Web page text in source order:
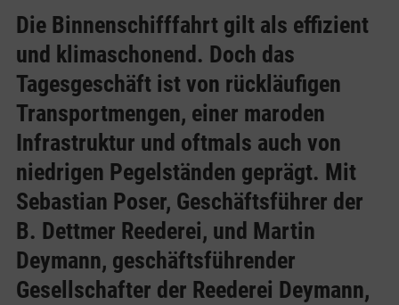
Die Binnenschifffahrt gilt als effizient
und klimaschonend. Doch das
Tagesgeschäft ist von rückläufigen
Transportmengen, einer maroden
Infrastruktur und oftmals auch von
niedrigen Pegelständen geprägt. Mit
Sebastian Poser, Geschäftsführer der
B. Dettmer Reederei, und Martin
Deymann, geschäftsführender
Gesellschafter der Reederei Deymann,